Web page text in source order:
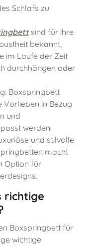
Schlafs zu
sind für ihre
bekannt,
im Laufe der Zeit
durchhängen oder
Boxspringbett
Vorlieben in Bezug
und
werden.
und stilvolle
macht
Option für
richtige
Boxspringbett für
wichtige